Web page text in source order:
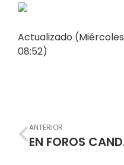
Actualizado
08:52)
Prev
ANTERIOR
EN